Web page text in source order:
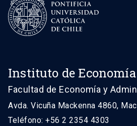
Instituto de Economía
Facultad de Economía y
Avda. Vicuña Mackenna 4860,
Teléfono: +56 2 2354 4303